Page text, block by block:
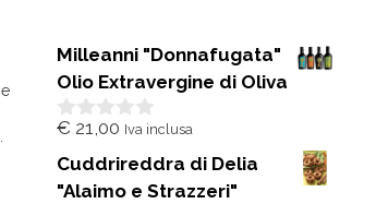
e
Milleanni "Donnafugata"
Olio Extravergine di Oliva
0
u
5
€ 21,00 Iva inclusa
Cuddrireddra di Delia
"Alaimo e Strazzeri"